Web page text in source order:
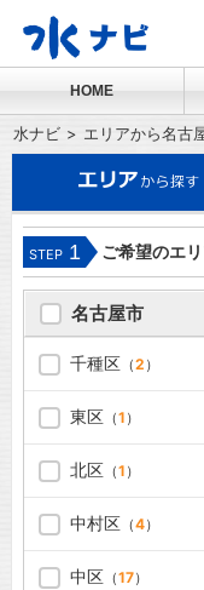
HOME
水ナビ エリアから名古
STEP 1 ご希望のエ
名古屋市
千種区 （2 ）
東区 （1 ）
北区 （1 ）
中村区 （4）
中区 （17）